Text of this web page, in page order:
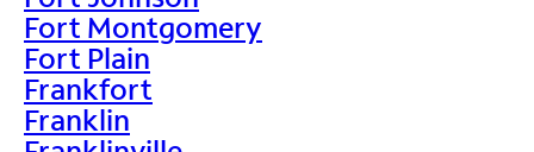
Fort Montgomery
Fort Plain
Frankfort
Franklin